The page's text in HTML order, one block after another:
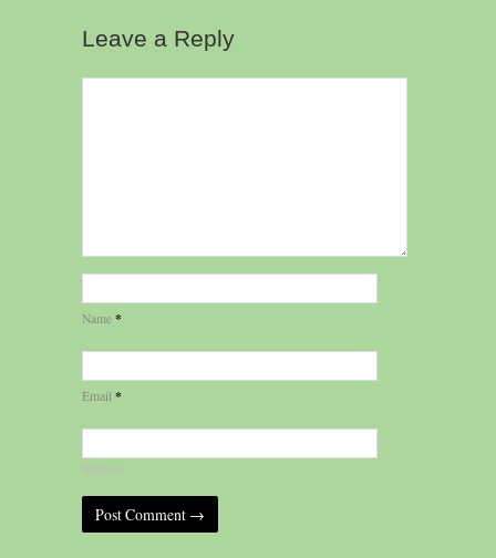
Leave a Reply
Name *
Email *
Website